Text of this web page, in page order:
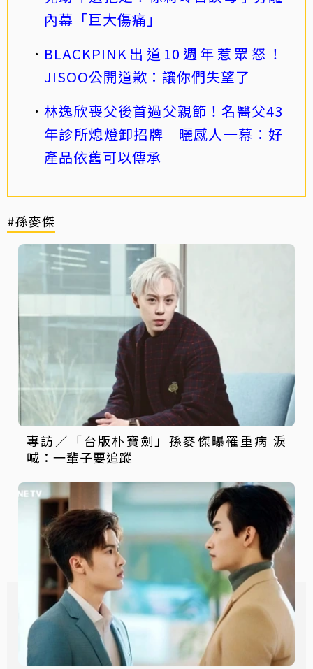
內幕「巨大傷痛」
BLACKPINK出道10週年惹眾怒！
JISOO公開道歉：讓你們失望了
林逸欣喪父後首過父親節！名醫父43
年診所熄燈卸招牌 曬感人一幕：好
產品依舊可以傳承
#孫麥傑
專訪／「台版朴寶劍」孫麥傑曝罹重病 淚
喊：一輩子要追蹤